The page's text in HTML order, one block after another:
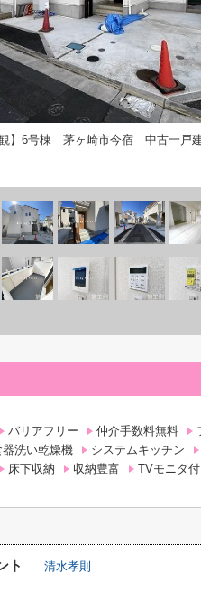
観】6号棟 茅ヶ崎市今宿 中古一戸
バリアフリー 仲介手数料無料
器洗い乾燥機 システムキッチン
床下収納 収納豊富 TVモニタ
ト 清水孝則